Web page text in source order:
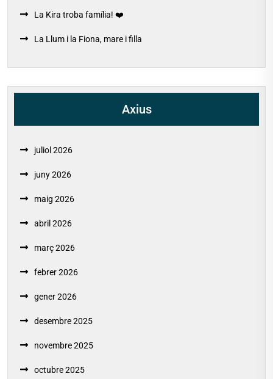
La Kira troba família! ❤️
La Llum i la Fiona, mare i filla
Axius
juliol 2026
juny 2026
maig 2026
abril 2026
març 2026
febrer 2026
gener 2026
desembre 2025
novembre 2025
octubre 2025